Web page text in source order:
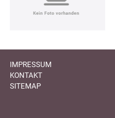
IMPRESSUM
KONTAKT
SITEMAP